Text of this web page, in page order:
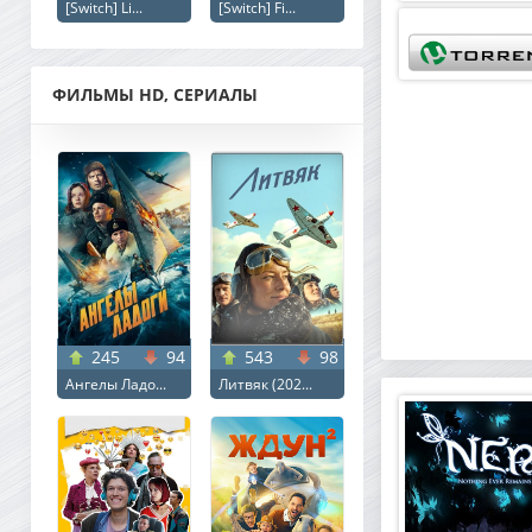
[Switch] Li... [Switch] Fi...
ФИЛЬМЫ HD, СЕРИАЛЫ
245 94
Ангелы Ладо...
543 98
Литвяк (202...